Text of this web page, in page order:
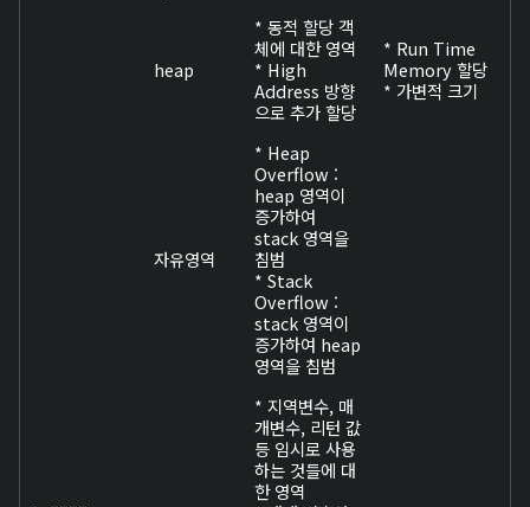
heap
* 동적 할당 객
체에 대한 영역
* High
Address 방향
으로 추가 할당
* Run Time
Memory 할당
* 가변적 크기
자유영역
* Heap
Overflow :
heap 영역이
증가하여
stack 영역을
침범
* Stack
Overflow :
stack 영역이
증가하여 heap
영역을 침범
* 지역변수, 매
개변수, 리턴 값
등 임시로 사용
하는 것들에 대
한 영역